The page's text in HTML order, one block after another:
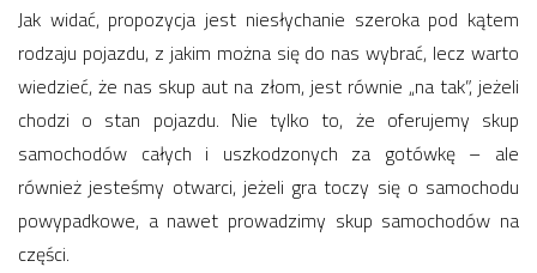
Jak widać, propozycja jest niesłychanie szeroka pod kątem
rodzaju pojazdu, z jakim można się do nas wybrać, lecz warto
wiedzieć, że nas skup aut na złom, jest równie „na tak”, jeżeli
chodzi o stan pojazdu. Nie tylko to, że oferujemy skup
samochodów całych i uszkodzonych za gotówkę – ale
również jesteśmy otwarci, jeżeli gra toczy się o samochodu
powypadkowe, a nawet prowadzimy skup samochodów na
części.